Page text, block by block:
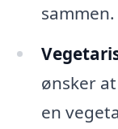
sammen.
ønsker
en